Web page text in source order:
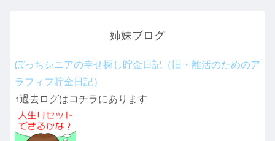
姉妹ブログ
ぼっちシニアの幸せ探し貯金日記（旧・離活のためのア
ラフィフ貯金日記）
↑過去ログはコチラにあります